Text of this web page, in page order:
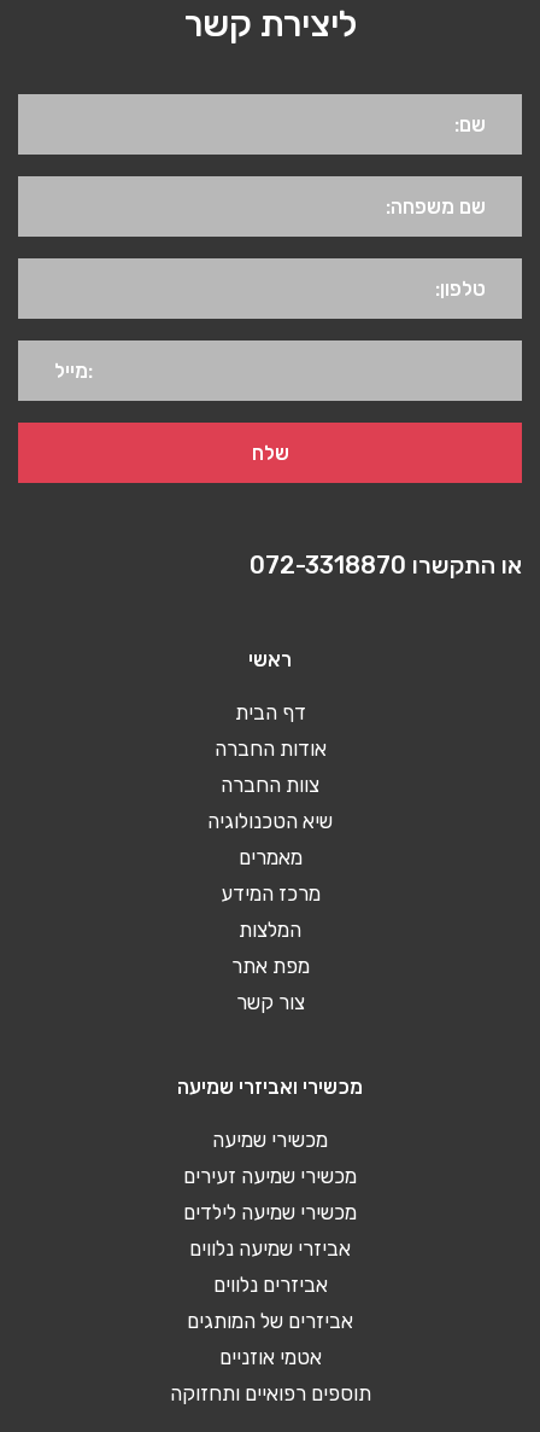
ליצירת קשר
או התקשרו 072-3318870
ראשי
דף הבית
אודות החברה
צוות החברה
שיא הטכנולוגיה
מאמרים
מרכז המידע
המלצות
מפת אתר
צור קשר
מכשירי ואביזרי שמיעה
מכשירי שמיעה
מכשירי שמיעה זעירים
מכשירי שמיעה לילדים
אביזרי שמיעה נלווים
אביזרים נלווים
אביזרים של המותגים
אטמי אוזניים
תוספים רפואיים ותחזוקה